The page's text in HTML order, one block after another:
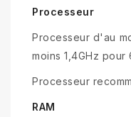
Processeur
Processeur d'au
moins 1,4GHz pour
Processeur
RAM